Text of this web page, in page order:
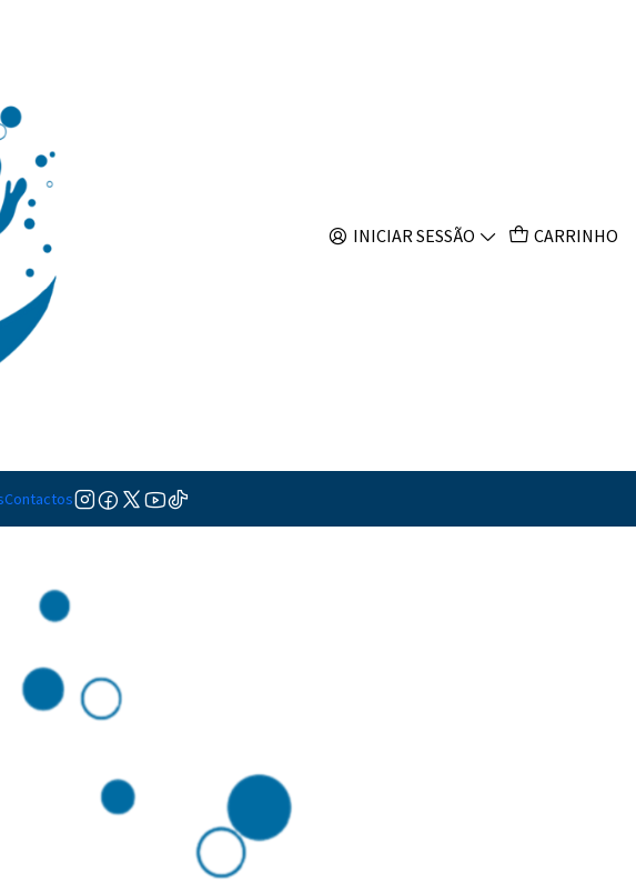
INICIAR SESSÃO CARRINHO
Contactos
aqui
para encontrar outros produtos.